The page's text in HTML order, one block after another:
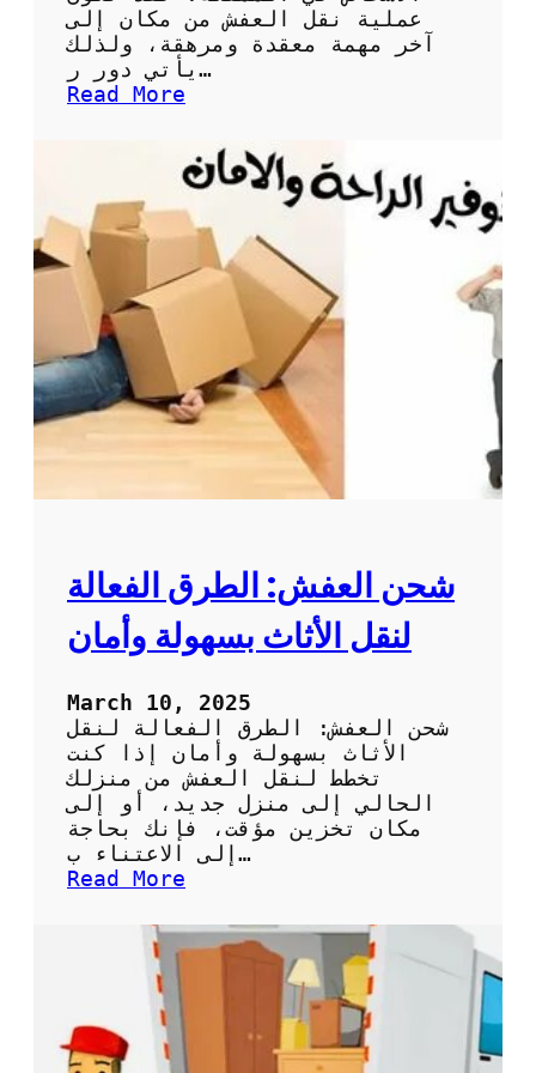
ش
عملية نقل العفش من مكان إلى
آخر مهمة معقدة ومرهقة، ولذلك
يأتي دور ر…
Read More
م
ا
ت
ن
ق
ل
ر
ق
ن
ي
ا
م
ك
ة
:
ا
ل
ة
و
م
و
شحن العفش: الطرق الفعالة
لنقل الأثاث بسهولة وأمان
March 10, 2025
شحن العفش: الطرق الفعالة لنقل
الأثاث بسهولة وأمان إذا كنت
تخطط لنقل العفش من منزلك
الحالي إلى منزل جديد، أو إلى
مكان تخزين مؤقت، فإنك بحاجة
إلى الاعتناء ب…
Read More
ح
ن
ع
ف